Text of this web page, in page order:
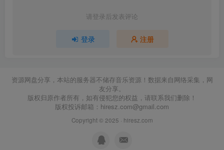
请登录后发表评论
登录 注册
资源网盘分享，本站的服务器不储存音乐资源！数据来自网络采集，网
友分享。
版权归原作者所有，如有侵犯您的权益，请联系我们删除！
版权投诉邮箱： hiresz.com@gmail.com
Copyright © 2025 · hiresz.com